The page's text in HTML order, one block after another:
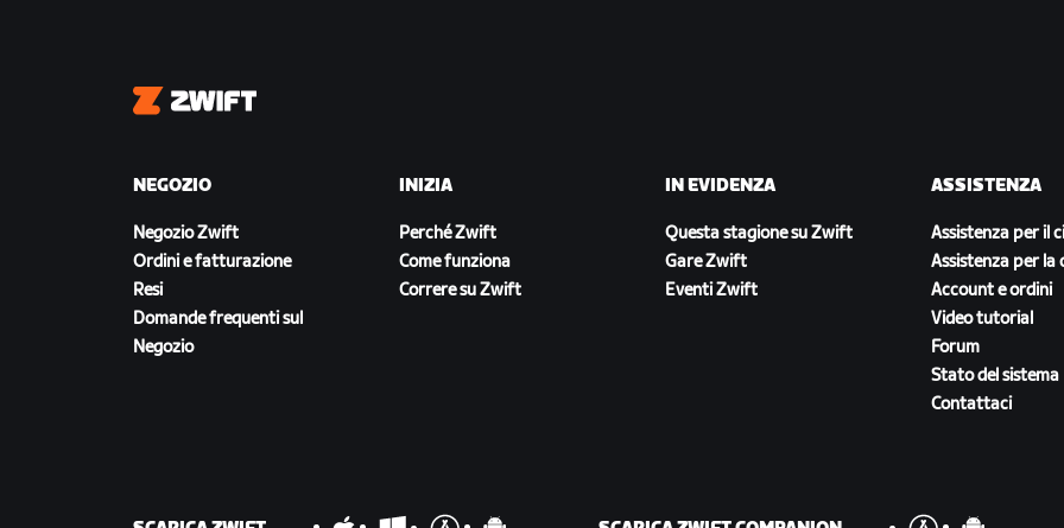
Zwift
NEGOZIO
Negozio Zwift
Ordini e fatturazione
Resi
Domande frequenti sul
Negozio
INIZIA
Perché Zwift
Come funziona
Correre su Zwift
IN EVIDENZA
Questa stagione su Zwift
Gare Zwift
Eventi Zwift
ASSISTENZA
Assistenza per il
Assistenza per la
Account e ordini
Video tutorial
Forum
Stato del sistema
Contattaci